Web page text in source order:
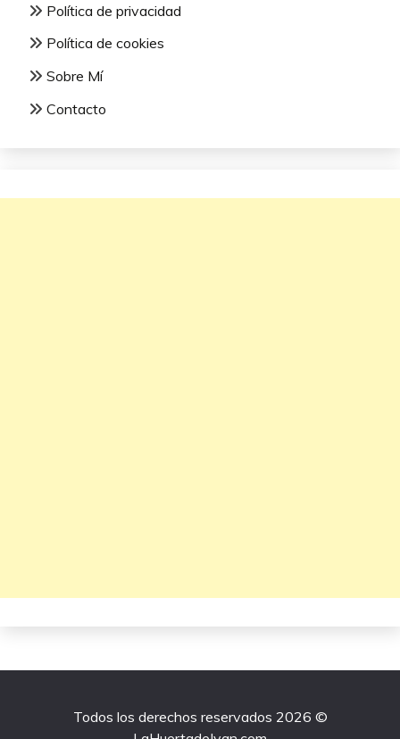
Política de privacidad
Política de cookies
Sobre Mí
Contacto
Todos los derechos reservados 2026 ©